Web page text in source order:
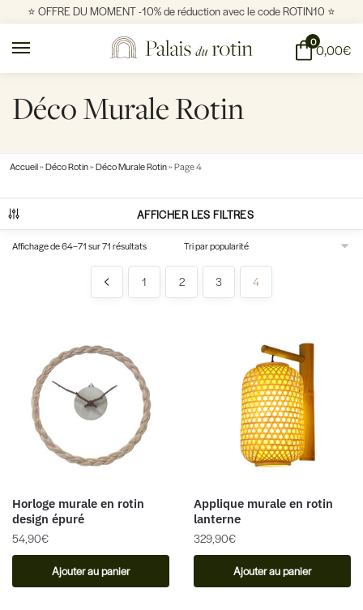
⭐️ OFFRE DU MOMENT -10% de réduction avec le code ROTIN10 ⭐️
00,00€
Déco Murale Rotin
Accueil»Déco Rotin»Déco Murale Rotin»Page 4
AFFICHER LES FILTRES
Affichage de 64–71 sur 71 résultats
1 2 3 4
Horloge murale en rotin
design épuré
54,90€
Ajouter au panier
Applique murale en rotin
lanterne
329,90€
Ajouter au panier